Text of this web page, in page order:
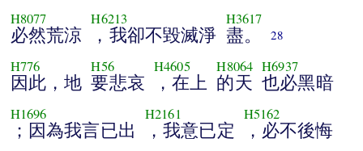
H8077
必然荒涼
H6213
，我卻不毀滅淨
H3617
盡。 28
H776
因此，地
H56
要悲哀
H4605
，在上
H8064
的天
H6937
也必黑暗
H1696
；因為我言已出
H2161
，我意已定
H5162
，必不後悔